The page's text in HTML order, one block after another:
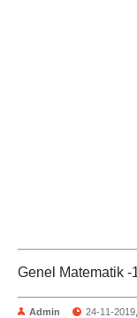
Genel Matematik -
Admin 24-11-